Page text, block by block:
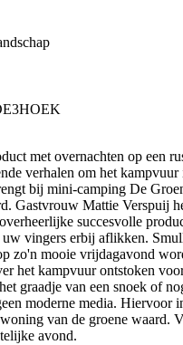
met overnachten op een
verhalen om het
bij mini-camping De
Gastvrouw Mattie Verspuij
succesvolle
vingers erbij aflikken.
zo'n mooie vrijdagavond
het kampvuur ontstoken
graadje van een snoek of
moderne media. Hiervoor
van de groene waard.
avond.